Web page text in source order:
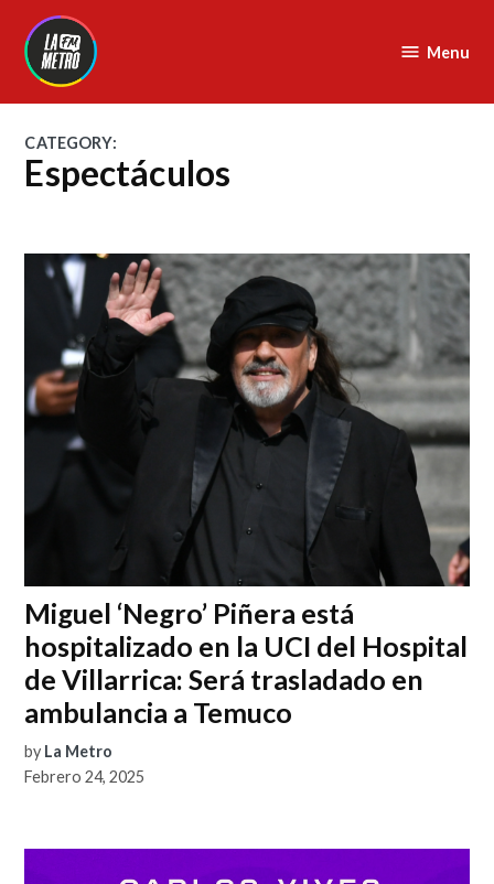
content
Menu
CATEGORY:
Espectáculos
Miguel ‘Negro’ Piñera está
hospitalizado en la UCI del Hospital
de Villarrica: Será trasladado en
ambulancia a Temuco
by La Metro
Febrero 24, 2025